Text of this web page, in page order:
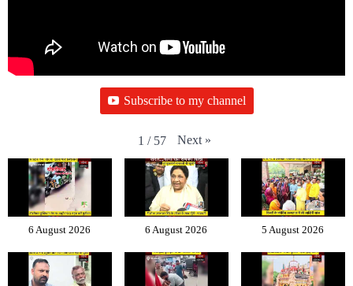
Subscribe to my channel
1 / 57 Next »
6 August 2026 6 August 2026 5 August 2026